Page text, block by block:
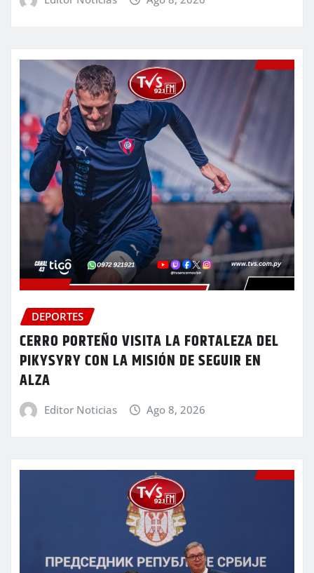
DEPORTES
CERRO PORTEÑO VISITA LA FORTALEZA DEL
PIKYSYRY CON LA MISIÓN DE SEGUIR EN
ALZA
Editor Noticias Ago 8, 2026